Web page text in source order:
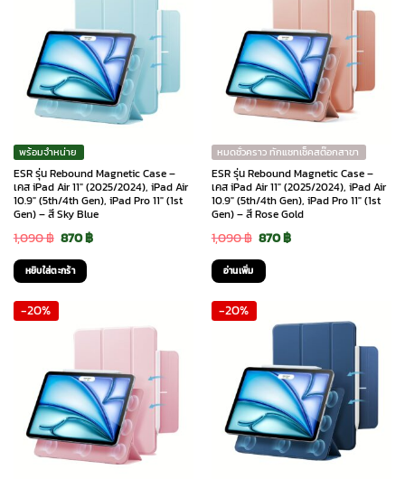
พร้อมจำหน่าย
ESR รุ่น Rebound Magnetic Case –
เคส iPad Air 11″ (2025/2024), iPad Air
10.9″ (5th/4th Gen), iPad Pro 11″ (1st
Gen) – สี Sky Blue
1,090฿ Original
price
was:
870฿Current
หยิบใส่ตะกร้า
หมดชั่วคราว ทักแชทเช็คสต๊อกสาขา
ESR รุ่น Rebound Magnetic Case –
เคส iPad Air 11″ (2025/2024), iPad Air
10.9″ (5th/4th Gen), iPad Pro 11″ (1st
Gen) – สี Rose Gold
1,090฿ Original
price
was:
870฿Current
อ่านเพิ่ม
-20% -20%